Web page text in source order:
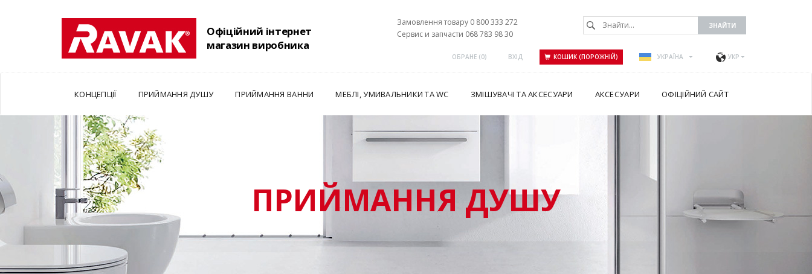
Офіційний інтернет
магазин виробника
Замовлення товару 0 800 333 272
Сервис и запчасти 068 783 98 30
ОБРАНЕ (0) ВХІД КОШИК (ПОРОЖНІЙ) УКРАЇНА УКР
КОНЦЕПЦІЇ ПРИЙМАННЯ ДУШУ ПРИЙМАННЯ ВАННИ МЕБЛІ, УМИВАЛЬНИКИ ТА WC ЗМІШУВАЧІ ТА АКСЕСУАРИ АКСЕСУАРИ ОФІЦІЙНИЙ САЙТ
ПРИЙМАННЯ ДУШУ